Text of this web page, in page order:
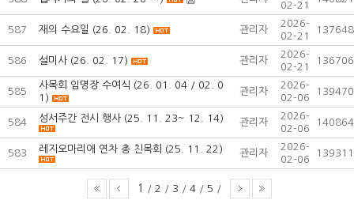
02-21
587 재의 수요일 (26. 02. 18) 관리자
2026-
02-21
137648
586 설미사 (26. 02. 17) 관리자
2026-
02-21
136706
585
사목회 임명장 수여식 (26. 01. 04 / 02. 0
1)
관리자
2026-
02-06
139470
584 성서주간 전시 행사 (25. 11. 23~ 12. 14) 관리자
2026-
02-06
140864
583 레지오마리애 연차 총 친목회 (25. 11. 22) 관리자
2026-
02-06
139311
1 / 2 / 3 / 4 / 5 /